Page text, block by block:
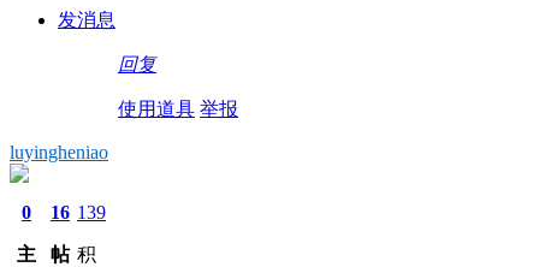
发消息
回复
使用道具 举报
luyingheniao
0
主
16
帖
139
积